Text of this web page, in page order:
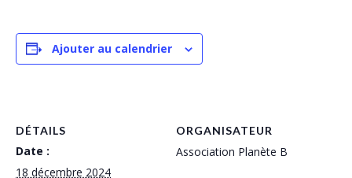
Ajouter au calendrier
DÉTAILS
Date :
18 décembre 2024
ORGANISATEUR
Association Planète B